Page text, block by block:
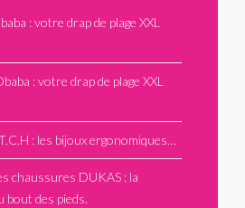
: votre drap de plage XXL
: votre drap de plage XXL
: les bijoux ergonomiques…
chaussures DUKAS : la
bout des pieds.